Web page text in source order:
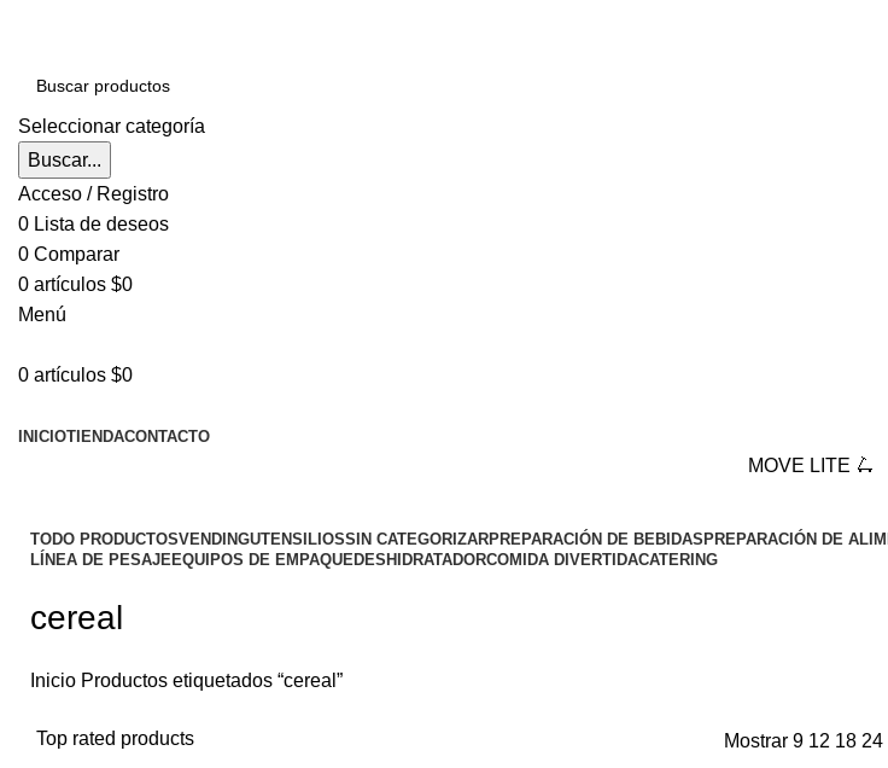
Seleccionar categoría
Buscar...
Acceso / Registro
0 Lista de deseos
0 Comparar
0 artículos $0
Menú
0 artículos $0
INICIOTIENDACONTACTO
MOVE LITE 🛴
TODO PRODUCTOSVENDINGUTENSILIOSSIN CATEGORIZARPREPARACIÓN DE BEBIDAS PREPARACIÓN DE
LÍNEA DE PESAJEEQUIPOS DE EMPAQUEDESHIDRATADORCOMIDA DIVERTIDACATERING
cereal
Inicio Productos etiquetados “cereal”
Top rated products Mostrar 9 12 18 24